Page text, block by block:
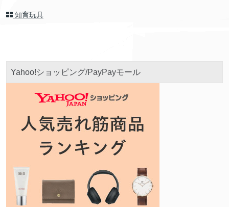
知育玩具
Yahoo!ショッピング/PayPayモール